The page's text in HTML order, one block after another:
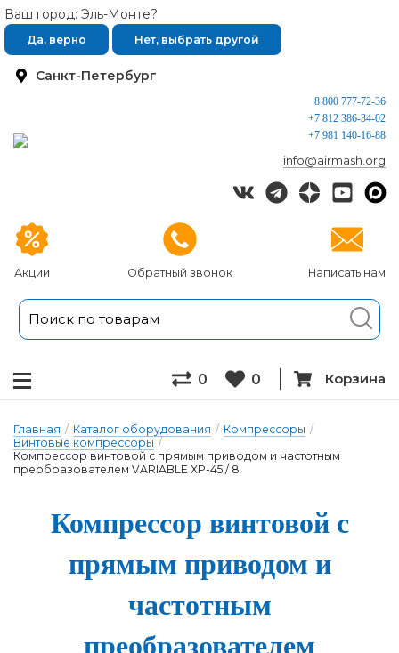
Санкт-Петербург
Ваш город: Эль-Монте?
Да, верно Нет, выбрать другой
Акции Обратный звонок Написать нам
8 800 777-72-36
+7 812 386-34-02
+7 981 140-16-88
info@airmash.org
0 0 Корзина
Главная / Каталог оборудования / Компрессоры /
Винтовые компрессоры /
Компрессор винтовой с прямым приводом и частотным
преобразователем VARIABLE XP-45 / 8
Компрессор вин­то­вой с
пря­мым при­во­дом и
час­тотным
пре­об­ра­зо­ва­те­лем